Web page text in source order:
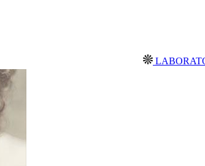
LABORATORIO